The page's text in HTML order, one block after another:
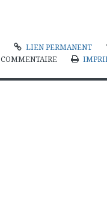
LIEN PERMANENT
COMMENTAIRE